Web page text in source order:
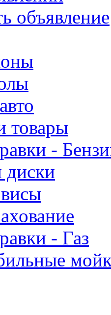
объявление
товары
-
- Газ